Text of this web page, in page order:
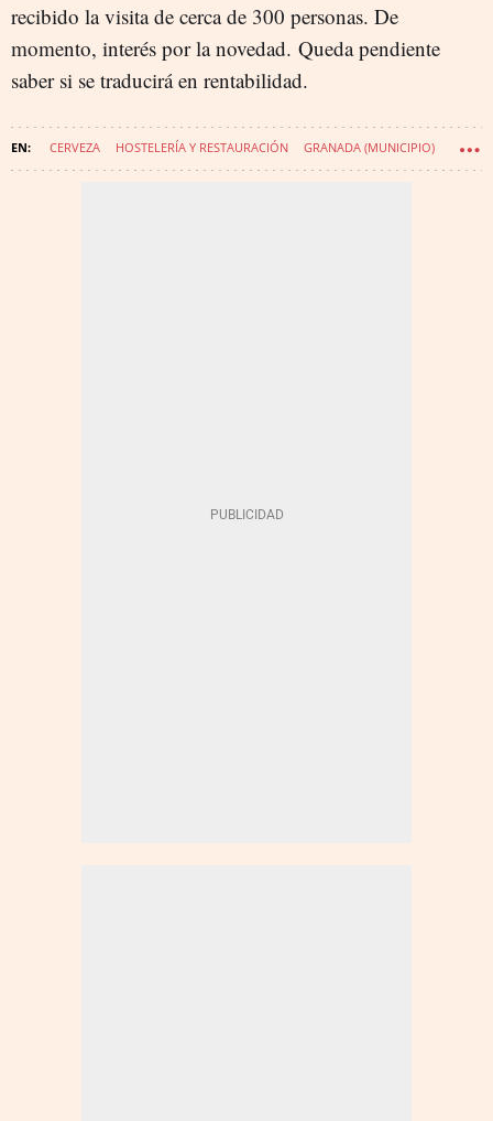
recibido la visita de cerca de 300 personas. De
momento, interés por la novedad. Queda pendiente
saber si se traducirá en rentabilidad.
CERVEZA HOSTELERÍA Y RESTAURACIÓN GRANADA (MUNICIPIO)